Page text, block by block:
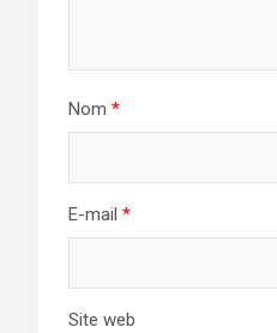
Nom *
E-mail *
Site web